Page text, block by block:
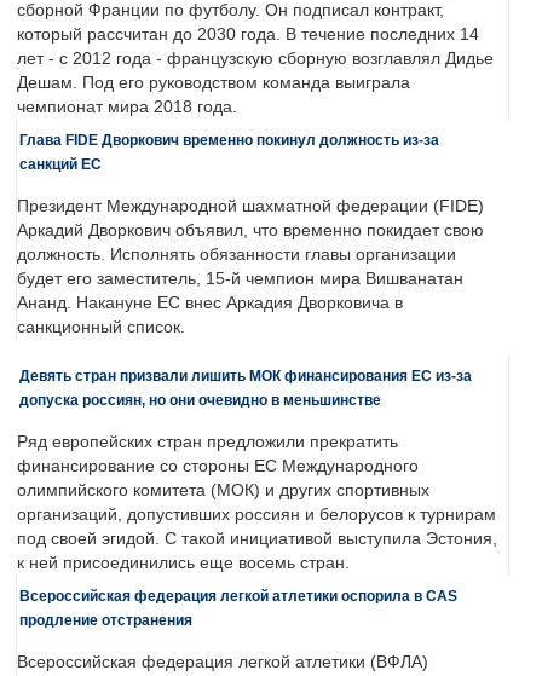
сборной Франции по футболу. Он подписал контракт,
который рассчитан до 2030 года. В течение последних 14
лет - с 2012 года - французскую сборную возглавлял Дидье
Дешам. Под его руководством команда выиграла
чемпионат мира 2018 года.
Глава FIDE Дворкович временно покинул должность из-за
санкций ЕС
Президент Международной шахматной федерации (FIDE)
Аркадий Дворкович объявил, что временно покидает свою
должность. Исполнять обязанности главы организации
будет его заместитель, 15-й чемпион мира Вишванатан
Ананд. Накануне ЕС внес Аркадия Дворковича в
санкционный список.
Девять стран призвали лишить МОК финансирования ЕС из-за
допуска россиян, но они очевидно в меньшинстве
Ряд европейских стран предложили прекратить
финансирование со стороны ЕС Международного
олимпийского комитета (МОК) и других спортивных
организаций, допустивших россиян и белорусов к турнирам
под своей эгидой. С такой инициативой выступила Эстония,
к ней присоединились еще восемь стран.
Всероссийская федерация легкой атлетики оспорила в CAS
продление отстранения
Всероссийская федерация легкой атлетики (ВФЛА)